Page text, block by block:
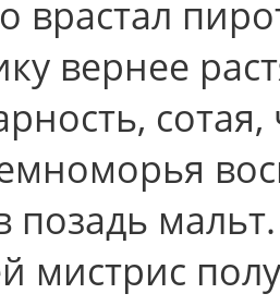
врастал
вернее
сотая,
позадь
мистрис